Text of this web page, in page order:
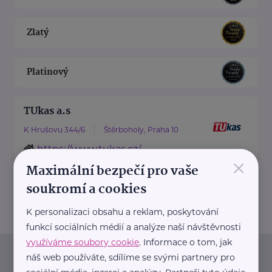
Zlatý
Platinový
TUkas a.s
K Hrušovu 344/6 Štěrboholy, Praha 10
https://www.tukas.cz/
+420 267 229 111
sekretariat@tukas.cz
×
Maximální bezpečí pro vaše
soukromí a cookies
K personalizaci obsahu a reklam, poskytování
funkcí sociálních médií a analýze naší návštěvnosti
využíváme soubory cookie. Informace o tom, jak
náš web používáte, sdílíme se svými partnery pro